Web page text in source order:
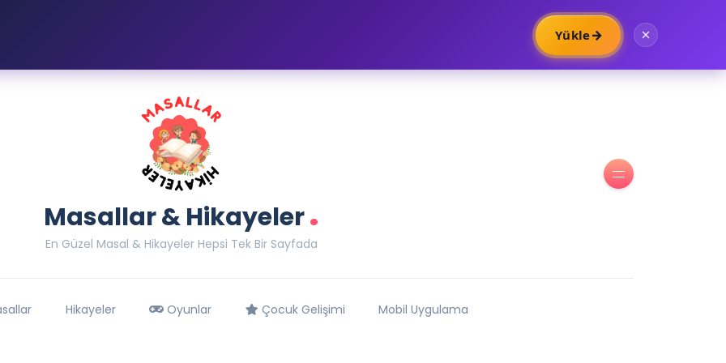
Yükle→
Masallar & Hikayeler.
En Güzel Masal & Hikayeler Hepsi Tek Bir Sayfada
Hikayeler Oyunlar Çocuk Gelişimi Mobil Uygulama